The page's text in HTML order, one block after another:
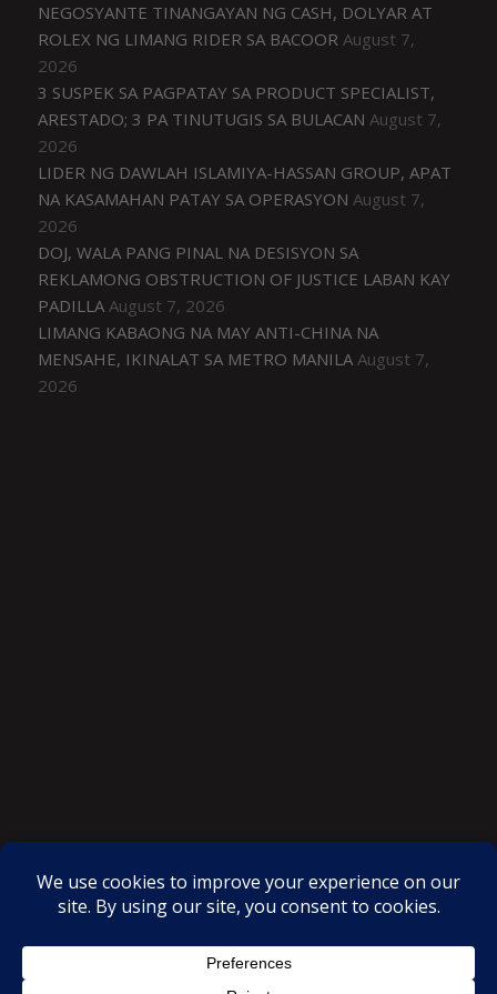
NEGOSYANTE TINANGAYAN NG CASH, DOLYAR AT
ROLEX NG LIMANG RIDER SA BACOOR August 7,
2026
3 SUSPEK SA PAGPATAY SA PRODUCT SPECIALIST,
ARESTADO; 3 PA TINUTUGIS SA BULACAN August 7,
2026
LIDER NG DAWLAH ISLAMIYA-HASSAN GROUP, APAT
NA KASAMAHAN PATAY SA OPERASYON August 7,
2026
DOJ, WALA PANG PINAL NA DESISYON SA
REKLAMONG OBSTRUCTION OF JUSTICE LABAN KAY
PADILLA August 7, 2026
LIMANG KABAONG NA MAY ANTI-CHINA NA
MENSAHE, IKINALAT SA METRO MANILA August 7,
2026